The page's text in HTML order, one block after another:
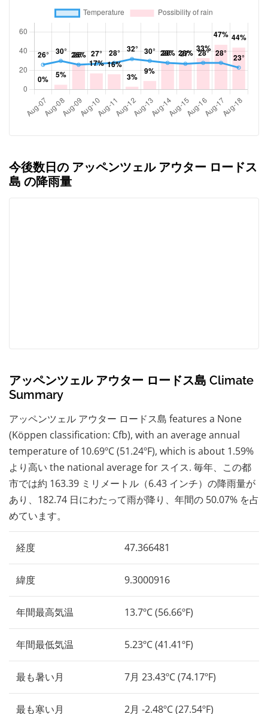
今後数日の アッペンツェル アウター ロードス
島 の降雨量
アッペンツェル アウター ロードス島 Climate
Summary
アッペンツェル アウター ロードス島 features a None
(Köppen classification: Cfb), with an average annual
temperature of 10.69ºC (51.24ºF), which is about 1.59%
より高い the national average for スイス. 毎年、この都
市では約 163.39 ミリメートル（6.43 インチ）の降雨量が
あり、182.74 日にわたって雨が降り、年間の 50.07% を占
めています。
経度 47.366481
緯度 9.3000916
年間最高気温 13.7ºC (56.66ºF)
年間最低気温 5.23ºC (41.41ºF)
最も暑い月 7月 23.43ºC (74.17ºF)
最も寒い月 2月 -2.48ºC (27.54ºF)